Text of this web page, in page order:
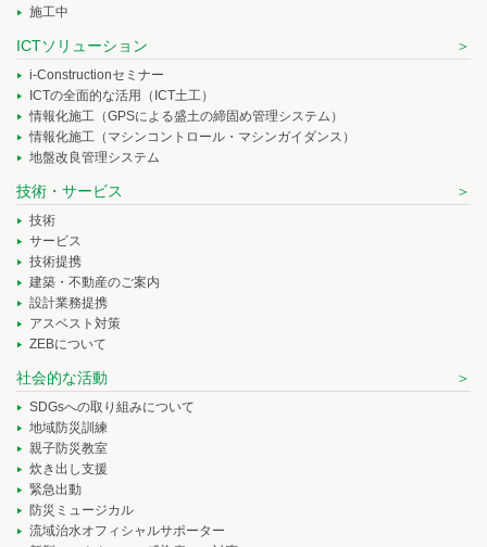
施工中
ICTソリューション
i-Constructionセミナー
ICTの全面的な活用（ICT土工）
情報化施工（GPSによる盛土の締固め管理システム）
情報化施工（マシンコントロール・マシンガイダンス）
地盤改良管理システム
技術・サービス
技術
サービス
技術提携
建築・不動産のご案内
設計業務提携
アスベスト対策
ZEBについて
社会的な活動
SDGsへの取り組みについて
地域防災訓練
親子防災教室
炊き出し支援
緊急出動
防災ミュージカル
流域治水オフィシャルサポーター